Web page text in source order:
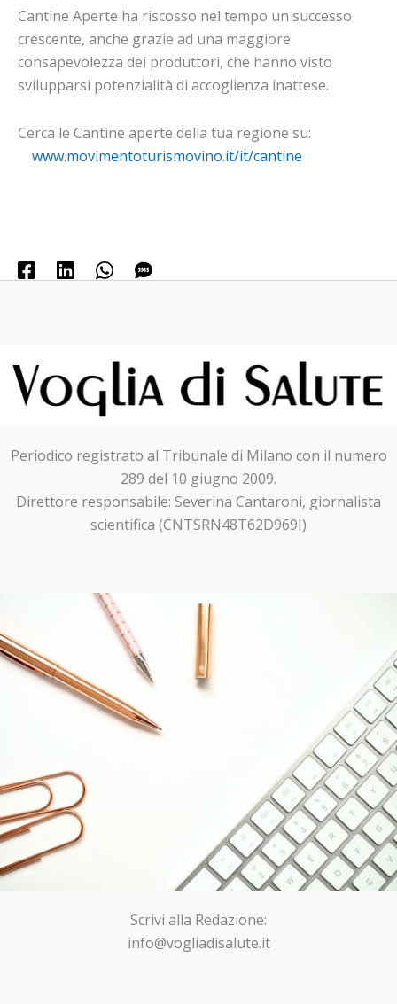
Cantine Aperte ha riscosso nel tempo un successo
crescente, anche grazie ad una maggiore
consapevolezza dei produttori, che hanno visto
svilupparsi potenzialità di accoglienza inattese.
Cerca le Cantine aperte della tua regione su:
www.movimentoturismovino.it/it/cantine
Periodico registrato al Tribunale di Milano con il numero
289 del 10 giugno 2009.
Direttore responsabile: Severina Cantaroni, giornalista
scientifica (CNTSRN48T62D969I)
Scrivi alla Redazione:
info@vogliadisalute.it